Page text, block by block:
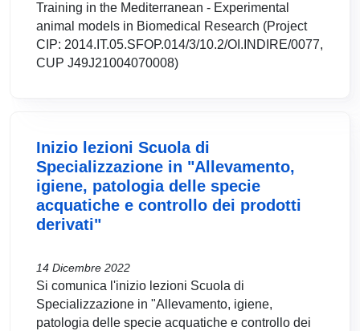
Training in the Mediterranean - Experimental
animal models in Biomedical Research (Project
CIP: 2014.IT.05.SFOP.014/3/10.2/OI.INDIRE/0077,
CUP J49J21004070008)
Inizio lezioni Scuola di
Specializzazione in "Allevamento,
igiene, patologia delle specie
acquatiche e controllo dei prodotti
derivati"
14 Dicembre 2022
Si comunica l'inizio lezioni Scuola di
Specializzazione in "Allevamento, igiene,
patologia delle specie acquatiche e controllo dei